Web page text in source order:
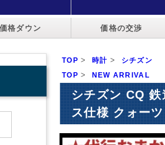
価格ダウン 価格の交渉
TOP > 時計 >
シチズン
TOP > NEW ARRIVAL
シチズン CQ
ス仕様 クォー